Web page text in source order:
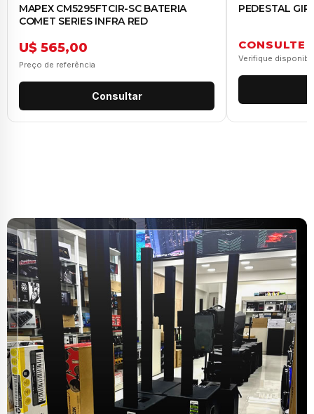
MAPEX CM5295FTCIR-SC BATERIA
COMET SERIES INFRA RED
U$ 565,00
Preço de referência
Consultar
PEDESTAL
CONSULTE
Verifique